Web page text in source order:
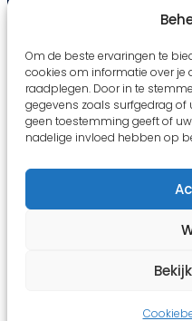
Om de beste ervaringen te
cookies om informatie over
raadplegen. Door in te
gegevens zoals surfgedrag of
geen toestemming geeft of
nadelige invloed hebben op
Privacybeleid
Cookiebeleid
Data Protection Notice
Disclaimer